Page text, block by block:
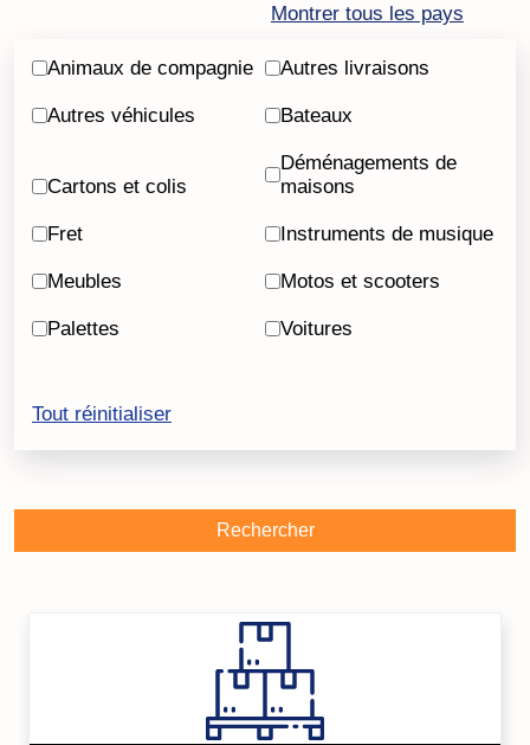
Montrer tous les pays
Animaux de compagnie Autres livraisons
Autres véhicules Bateaux
Cartons et colis
Déménagements de
maisons
Fret Instruments de musique
Meubles Motos et scooters
Palettes Voitures
Tout réinitialiser
Rechercher